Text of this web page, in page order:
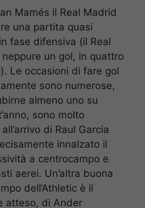
Mamés il Real Madrid
una partita quasi
fase difensiva (il Real
un gol, in quattro
Le occasioni di fare gol
sono numerose,
almeno uno su
sono molto
di Raul Garcia
innalzato il
a centrocampo e
aerei. Un’altra buona
dell’Athletic è il
atteso, di Ander